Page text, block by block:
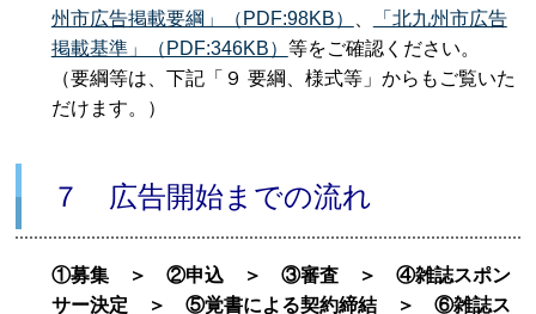
州市広告掲載要綱」（PDF:98KB）
「北九州市広告
掲載基準」（PDF:346KB） 等をご確認ください。
（要綱等は、下記「９ 要綱、様式等」からもご覧いた
だけます。）
７ 広告開始までの流れ
①募集 ＞ ②申込 ＞ ③審査 ＞ ④雑誌スポン
サー決定 ＞ ⑤覚書による契約締結 ＞ ⑥雑誌ス